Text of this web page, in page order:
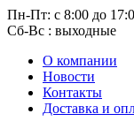
Пн-Пт: с 8:00 до
Сб-Вс : выходные
О компании
Новости
Контакты
Доставка и